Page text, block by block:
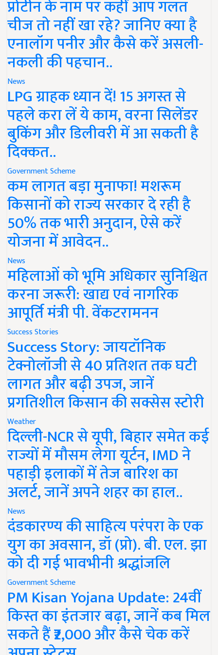
प्रोटीन के नाम पर कहीं आप गलत
चीज तो नहीं खा रहे? जानिए क्या है
एनालॉग पनीर और कैसे करें असली-
नकली की पहचान..
News
LPG ग्राहक ध्यान दें! 15 अगस्त से
पहले करा लें ये काम, वरना सिलेंडर
बुकिंग और डिलीवरी में आ सकती है
दिक्कत..
Government Scheme
कम लागत बड़ा मुनाफा! मशरूम
किसानों को राज्य सरकार दे रही है
50% तक भारी अनुदान, ऐसे करें
योजना में आवेदन..
News
महिलाओं को भूमि अधिकार सुनिश्चित
करना जरूरी: खाद्य एवं नागरिक
आपूर्ति मंत्री पी. वेंकटरामनन
Success Stories
Success Story: जायटॉनिक
टेक्नोलॉजी से 40 प्रतिशत तक घटी
लागत और बढ़ी उपज, जानें
प्रगतिशील किसान की सक्सेस स्टोरी
Weather
दिल्ली-NCR से यूपी, बिहार समेत कई
राज्यों में मौसम लेगा यूर्टन, IMD ने
पहाड़ी इलाकों में तेज बारिश का
अलर्ट, जानें अपने शहर का हाल..
News
दंडकारण्य की साहित्य परंपरा के एक
युग का अवसान, डॉ (प्रो). बी. एल. झा
को दी गई भावभीनी श्रद्धांजलि
Government Scheme
PM Kisan Yojana Update: 24वीं
किस्त का इंतजार बढ़ा, जानें कब मिल
सकते हैं ₹2,000 और कैसे चेक करें